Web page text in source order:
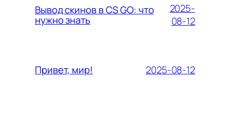
Вывод скинов в CS GO: что
нужно знать
2025-
08-12
Привет, мир! 2025-08-12